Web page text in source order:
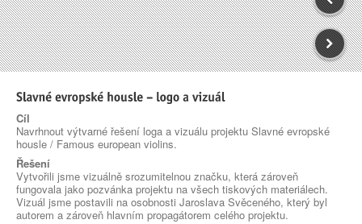
Cíl
Navrhnout výtvarné řešení loga a vizuálu projektu Slavné evropské
housle / Famous european violins.
Řešení
Vytvořili jsme vizuálně srozumitelnou značku, která zároveň
fungovala jako pozvánka projektu na všech tiskových materiálech.
Vizuál jsme postavili na osobnosti Jaroslava Svěceného, který byl
autorem a zároveň hlavním propagátorem celého projektu.